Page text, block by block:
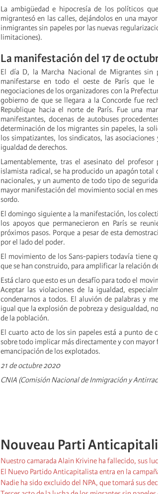
La ambigüedad e hipocresía de los políticos
migrantesó en las calles, dejándolos en una
inmigrantes sin papeles por las nuevas
limitaciones).
La manifestación del 17 de
El día D, la Marcha Nacional de Migrantes sin
manifestarse en todo el oeste de París que
negociaciones de los organizadores con la
gobierno de que se llegara a la Concorde fue
Republique hacia el norte de París. Fue una
manifestantes, docenas de autobuses
determinación de los migrantes sin papeles, la
los simpatizantes, los sindicatos, las
igualdad de derechos.
Lamentablemente, tras el asesinato del
islamista radical, se ha producido un apagón
nacionales, y un aumento de todo tipo de
mayor manifestación del movimiento social en
sordo.
El domingo siguiente a la manifestación, los
los apoyos que permanecieron en París se
próximos pasos. Porque a pesar de esta
por el lado del poder.
El movimiento de los Sans-papiers todavía tiene
que se han construido, para amplificar la relación
Está claro que esto es un desafío para todo el
Aceptar las violaciones de la igualdad,
condenarnos a todos. El aluvión de palabras y
igual que la explosión de pobreza y desigualdad,
de la población.
El cuarto acto de los sin papeles está a punto
sobre todo implicar más directamente y con
emancipación de los explotados.
21 de octubre 2020
CNIA (Comisión Nacional de Inmigración y
Nouveau Parti
Nuestro camarada Alain Krivine ha fallecido, sus
El Nuevo Partido Anticapitalista entra en la
Nadie ha sido excluido del NPA, que tomará sus